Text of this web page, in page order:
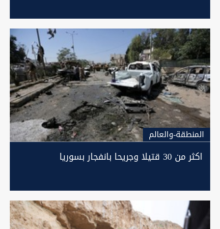
المنطقة-والعالم
اكثر من 30 قتيلا وجريحا بانفجار بسوريا